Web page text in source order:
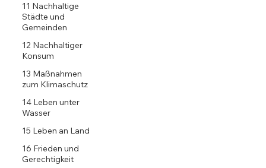
11 Nachhaltige
Städte und
Gemeinden
12 Nachhaltiger
Konsum
13 Maßnahmen
zum Klimaschutz
14 Leben unter
Wasser
15 Leben an Land
16 Frieden und
Gerechtigkeit